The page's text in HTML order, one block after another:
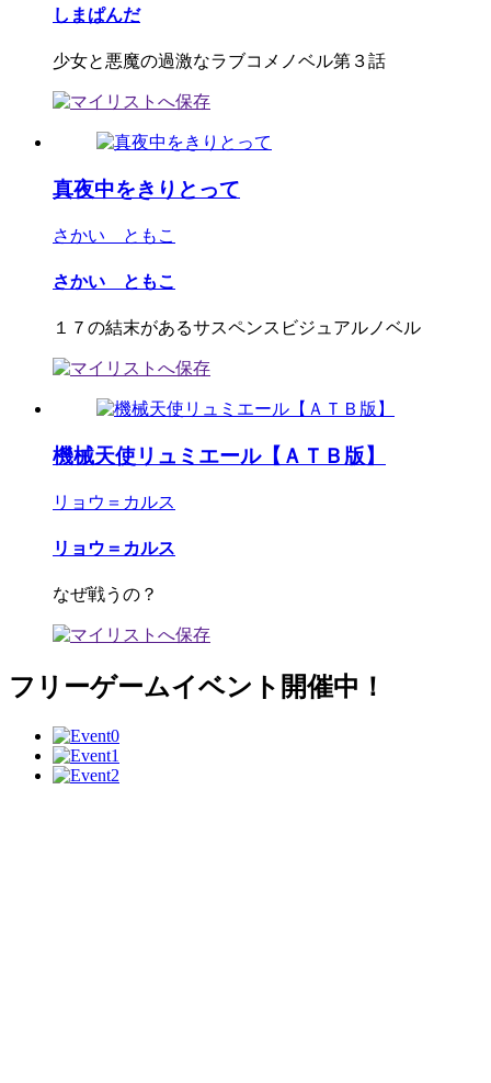
しまぱんだ
少女と悪魔の過激なラブコメノベル第３話
真夜中をきりとって
さかい ともこ
さかい ともこ
１７の結末があるサスペンスビジュアルノベル
機械天使リュミエール【ＡＴＢ版】
リョウ＝カルス
リョウ＝カルス
なぜ戦うの？
フリーゲームイベント開催中！